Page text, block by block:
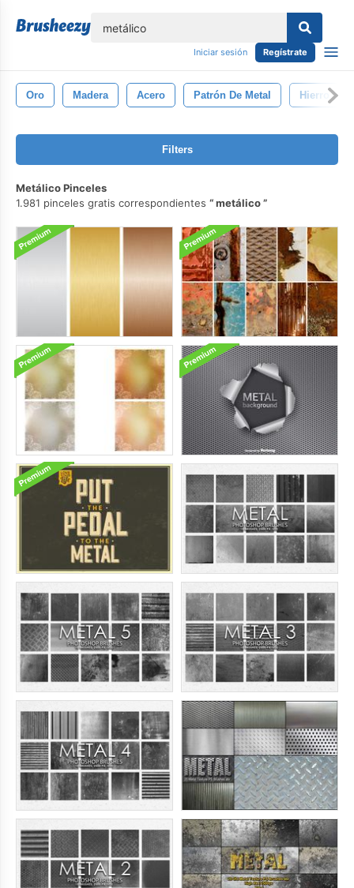
Iniciar sesión Regístrate
Oro Madera Acero Patrón De Metal Hierro
Filters
Metálico Pinceles
1.981 pinceles gratis correspondientes
metálico